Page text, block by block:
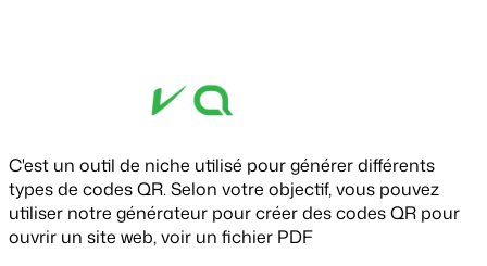
C'est un outil de niche utilisé pour générer différents
types de codes QR. Selon votre objectif, vous pouvez
utiliser notre générateur pour créer des codes QR pour
ouvrir un site web, voir un fichier PDF